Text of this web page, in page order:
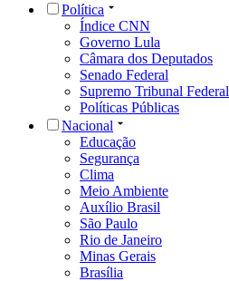
Política
Índice CNN
Governo Lula
Câmara dos Deputados
Senado Federal
Supremo Tribunal Federal
Políticas Públicas
Nacional
Educação
Segurança
Clima
Meio Ambiente
Auxílio Brasil
São Paulo
Rio de Janeiro
Minas Gerais
Brasília